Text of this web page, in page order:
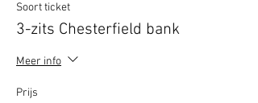
Soort ticket
3-zits Chesterfield bank
Meer info
Prijs